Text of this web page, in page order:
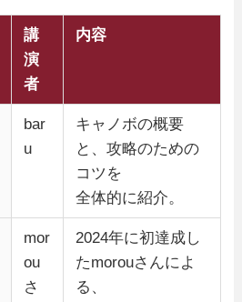
講
演
者
内容
bar
u
キャノボの概要
と、攻略のための
コツを
全体的に紹介。
mor
ou
さ
2024年に初達成し
たmorouさんによ
る、